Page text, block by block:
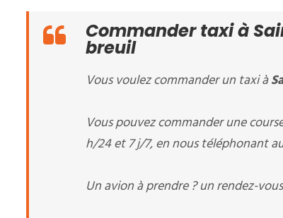
Commander taxi à
breuil
Vous voulez commander un taxi à
Vous pouvez commander une
h/24 et 7 j/7, en nous téléphonant
Un avion à prendre ? un rendez-